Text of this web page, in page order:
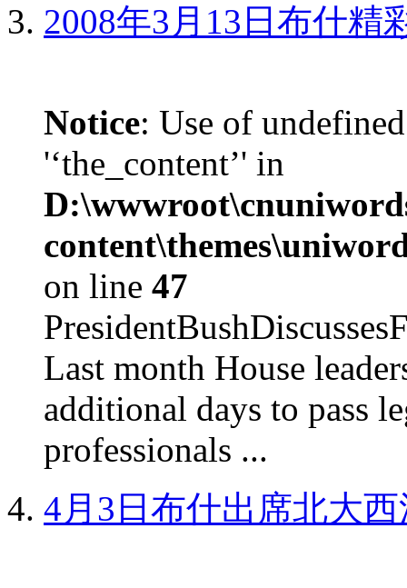
2008年3月13日布什精
Notice: Use of
'‘the_content’' in
on line 47
Last month House
additional days to pass
professionals ...
4月3日布什出席北大